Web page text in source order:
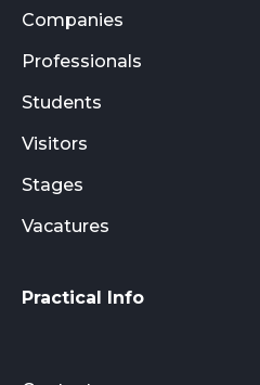
Companies
Professionals
Students
Visitors
Stages
Vacatures
Practical Info